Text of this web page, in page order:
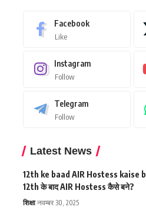
Facebook
Like
Instagram
Follow
Telegram
Follow
Latest News
12th ke baad AIR Hostess kaise
12th के बाद AIR Hostess कैसे बने?
शिक्षा नवम्बर 30, 2025